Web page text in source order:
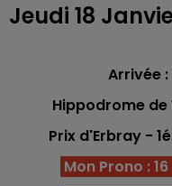
Jeudi 18
Arrivée :
Hippodrome de
Prix d'Erbray -
Mon Prono :